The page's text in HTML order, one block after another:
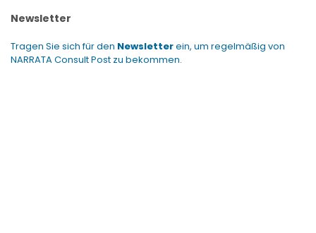
Newsletter
Tragen Sie sich für den Newsletterein, um regelmäßig von
NARRATA Consult Post zu bekommen.